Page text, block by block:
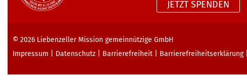
JETZT SPENDEN
© 2026 Liebenzeller Mission gemeinnützige GmbH
Impressum
Datenschutz Barrierefreiheit Barrierefreiheits­erklärung|